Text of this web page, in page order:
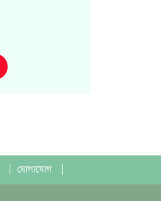
যোগাযোগ